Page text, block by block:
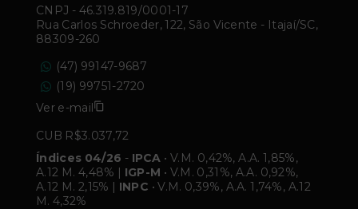
CNPJ - 46.319.819/0001-17
Rua Carlos Schroeder, 122, São Vicente - Itajaí/SC,
88309-260
(47) 99147-9687
(19) 99751-2720
Ver e-mail
CUB R$3.037,72
Índices 04/26 - IPCA • V.M. 0,42%, A.A. 1,85%,
A.12 M. 4,48% | IGP-M • V.M. 0,31%, A.A. 0,92%,
A.12 M. 2,15% | INPC • V.M. 0,39%, A.A. 1,74%, A.12
M. 4,32%